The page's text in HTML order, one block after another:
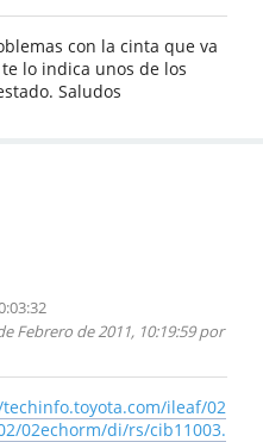
con la cinta que va
lo indica unos de los
Saludos
Febrero de 2011, 10:19:59 por
ileaf/02
02echorm/di/rs/cib11003.